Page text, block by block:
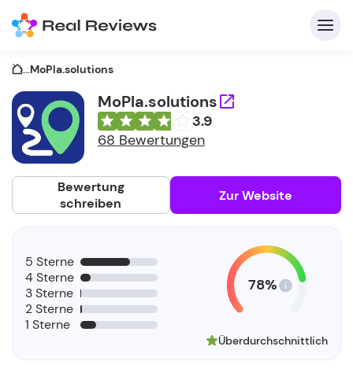
...MoPla.solutions
MoPla.solutions
3.9
68 Bewertungen
Bewertung
schreiben
Zur Website
5 Sterne
4 Sterne
3 Sterne
2 Sterne
1 Sterne
78%
Überdurchschnittlich